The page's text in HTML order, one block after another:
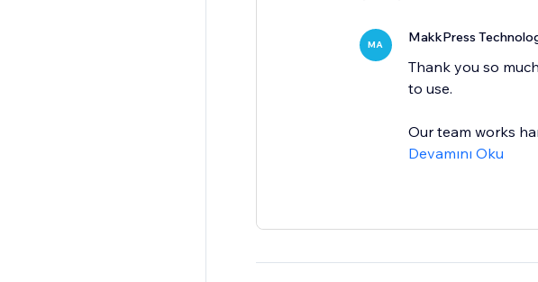
MA MakkPress
Thank you so
to use.
Our team works
Devamını Oku